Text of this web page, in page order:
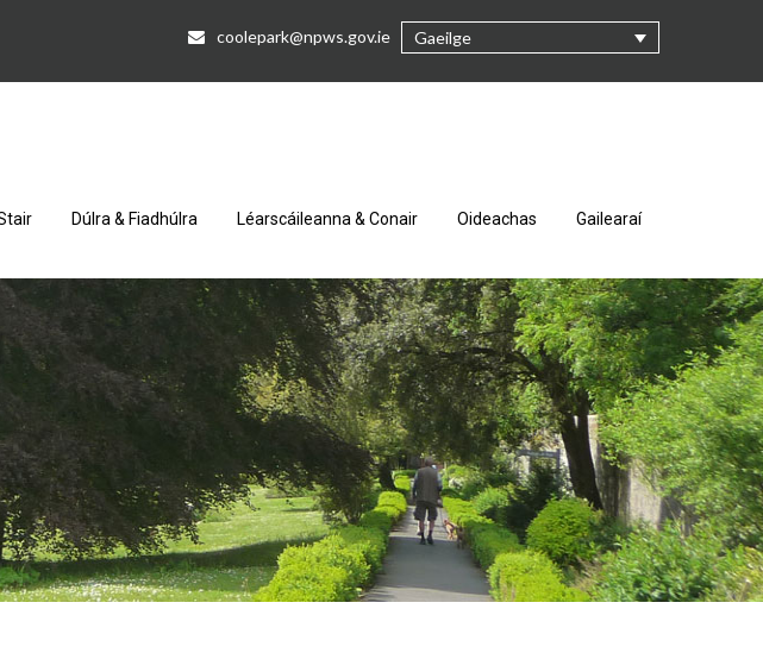
coolepark@npws.gov.ie Gaeilge
Dúlra & Fiadhúlra Léarscáileanna & Conair Oideachas Gailearaí